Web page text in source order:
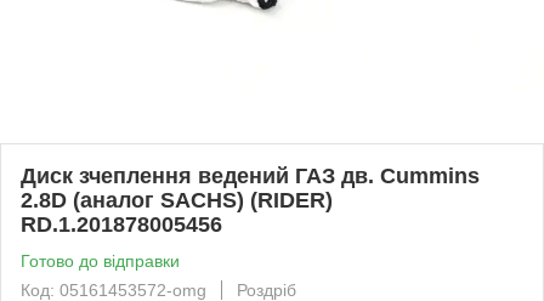
Диск зчеплення ведений ГАЗ дв. Cummins
2.8D (аналог SACHS) (RIDER)
RD.1.201878005456
Готово до відправки
Код: 05161453572-omg
Роздріб